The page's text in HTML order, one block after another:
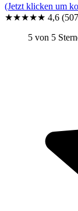
(Jetzt klicken um
★★★★★ 4,6
5 von 5